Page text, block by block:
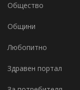
Общество
Общини
Любопитно
Здравен портал